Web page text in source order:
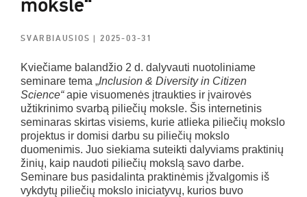
SVARBIAUSIOS | 2025-03-31
Kviečiame balandžio 2 d. dalyvauti nuotoliniame
seminare tema „Inclusion & Diversity in Citizen
Science“apie visuomenės įtraukties ir įvairovės
užtikrinimo svarbą piliečių moksle. Šis internetinis
seminaras skirtas visiems, kurie atlieka piliečių mokslo
projektus ir domisi darbu su piliečių mokslo
duomenimis. Juo siekiama suteikti dalyviams praktinių
žinių, kaip naudoti piliečių mokslą savo darbe.
Seminare bus pasidalinta praktinėmis įžvalgomis iš
vykdytų piliečių mokslo iniciatyvų, kurios buvo